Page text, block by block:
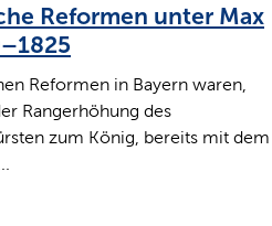
Reformen unter Max
Reformen in Bayern waren,
Rangerhöhung des
zum König, bereits mit dem